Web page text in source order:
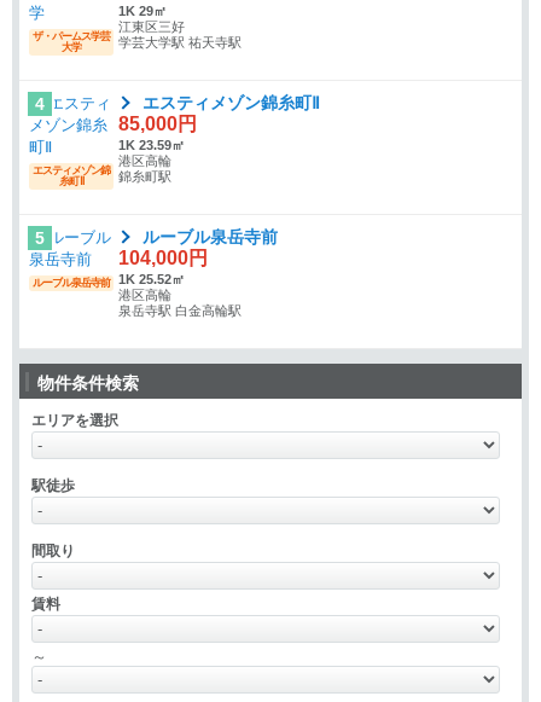
ザ・パームス学芸
大学
1K 29㎡
江東区三好
学芸大学駅 祐天寺駅
4
エスティメゾン錦
糸町Ⅱ
エスティメゾン錦糸町Ⅱ
85,000円
1K 23.59㎡
港区高輪
錦糸町駅
5
ルーブル泉岳寺前
ルーブル泉岳寺前
104,000円
1K 25.52㎡
港区高輪
泉岳寺駅 白金高輪駅
物件条件検索
エリアを選択
駅徒歩
間取り
賃料
～